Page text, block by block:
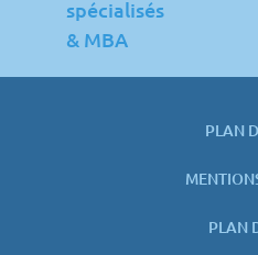
spécialisés
& MBA
PLAN
PLAN